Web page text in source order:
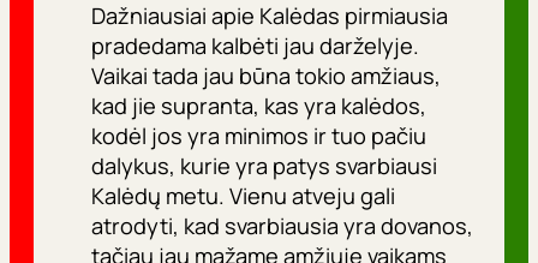
Dažniausiai apie Kalėdas pirmiausia
pradedama kalbėti jau darželyje.
Vaikai tada jau būna tokio amžiaus,
kad jie supranta, kas yra kalėdos,
kodėl jos yra minimos ir tuo pačiu
dalykus, kurie yra patys svarbiausi
Kalėdų metu. Vienu atveju gali
atrodyti, kad svarbiausia yra dovanos,
tačiau jau mažame amžiuje vaikams